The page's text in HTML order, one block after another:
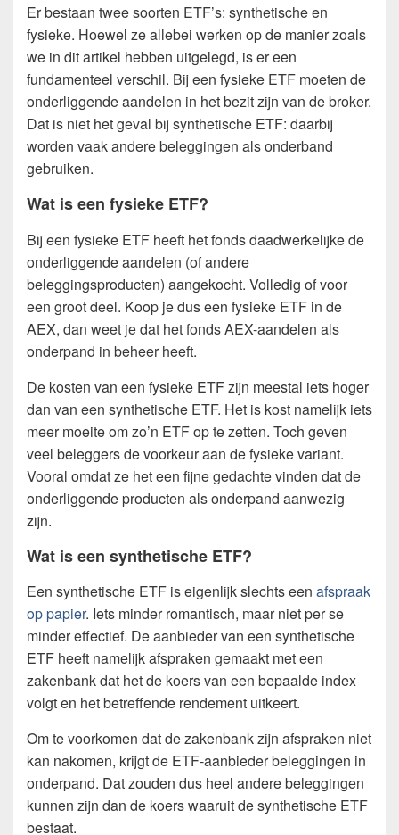
Er bestaan twee soorten ETF’s: synthetische en
fysieke. Hoewel ze allebei werken op de manier zoals
we in dit artikel hebben uitgelegd, is er een
fundamenteel verschil. Bij een fysieke ETF moeten de
onderliggende aandelen in het bezit zijn van de broker.
Dat is niet het geval bij synthetische ETF: daarbij
worden vaak andere beleggingen als onderband
gebruiken.
Wat is een fysieke ETF?
Bij een fysieke ETF heeft het fonds daadwerkelijke de
onderliggende aandelen (of andere
beleggingsproducten) aangekocht. Volledig of voor
een groot deel. Koop je dus een fysieke ETF in de
AEX, dan weet je dat het fonds AEX-aandelen als
onderpand in beheer heeft.
De kosten van een fysieke ETF zijn meestal iets hoger
dan van een synthetische ETF. Het is kost namelijk iets
meer moeite om zo’n ETF op te zetten. Toch geven
veel beleggers de voorkeur aan de fysieke variant.
Vooral omdat ze het een fijne gedachte vinden dat de
onderliggende producten als onderpand aanwezig
zijn.
Wat is een synthetische ETF?
Een synthetische ETF is eigenlijk slechts een afspraak
op papier. Iets minder romantisch, maar niet per se
minder effectief. De aanbieder van een synthetische
ETF heeft namelijk afspraken gemaakt met een
zakenbank dat het de koers van een bepaalde index
volgt en het betreffende rendement uitkeert.
Om te voorkomen dat de zakenbank zijn afspraken niet
kan nakomen, krijgt de ETF-aanbieder beleggingen in
onderpand. Dat zouden dus heel andere beleggingen
kunnen zijn dan de koers waaruit de synthetische ETF
bestaat.